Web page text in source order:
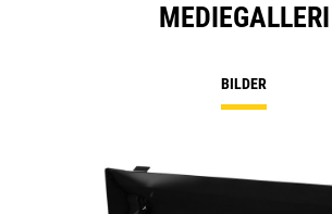
MEDIEGALLERI
BILDER